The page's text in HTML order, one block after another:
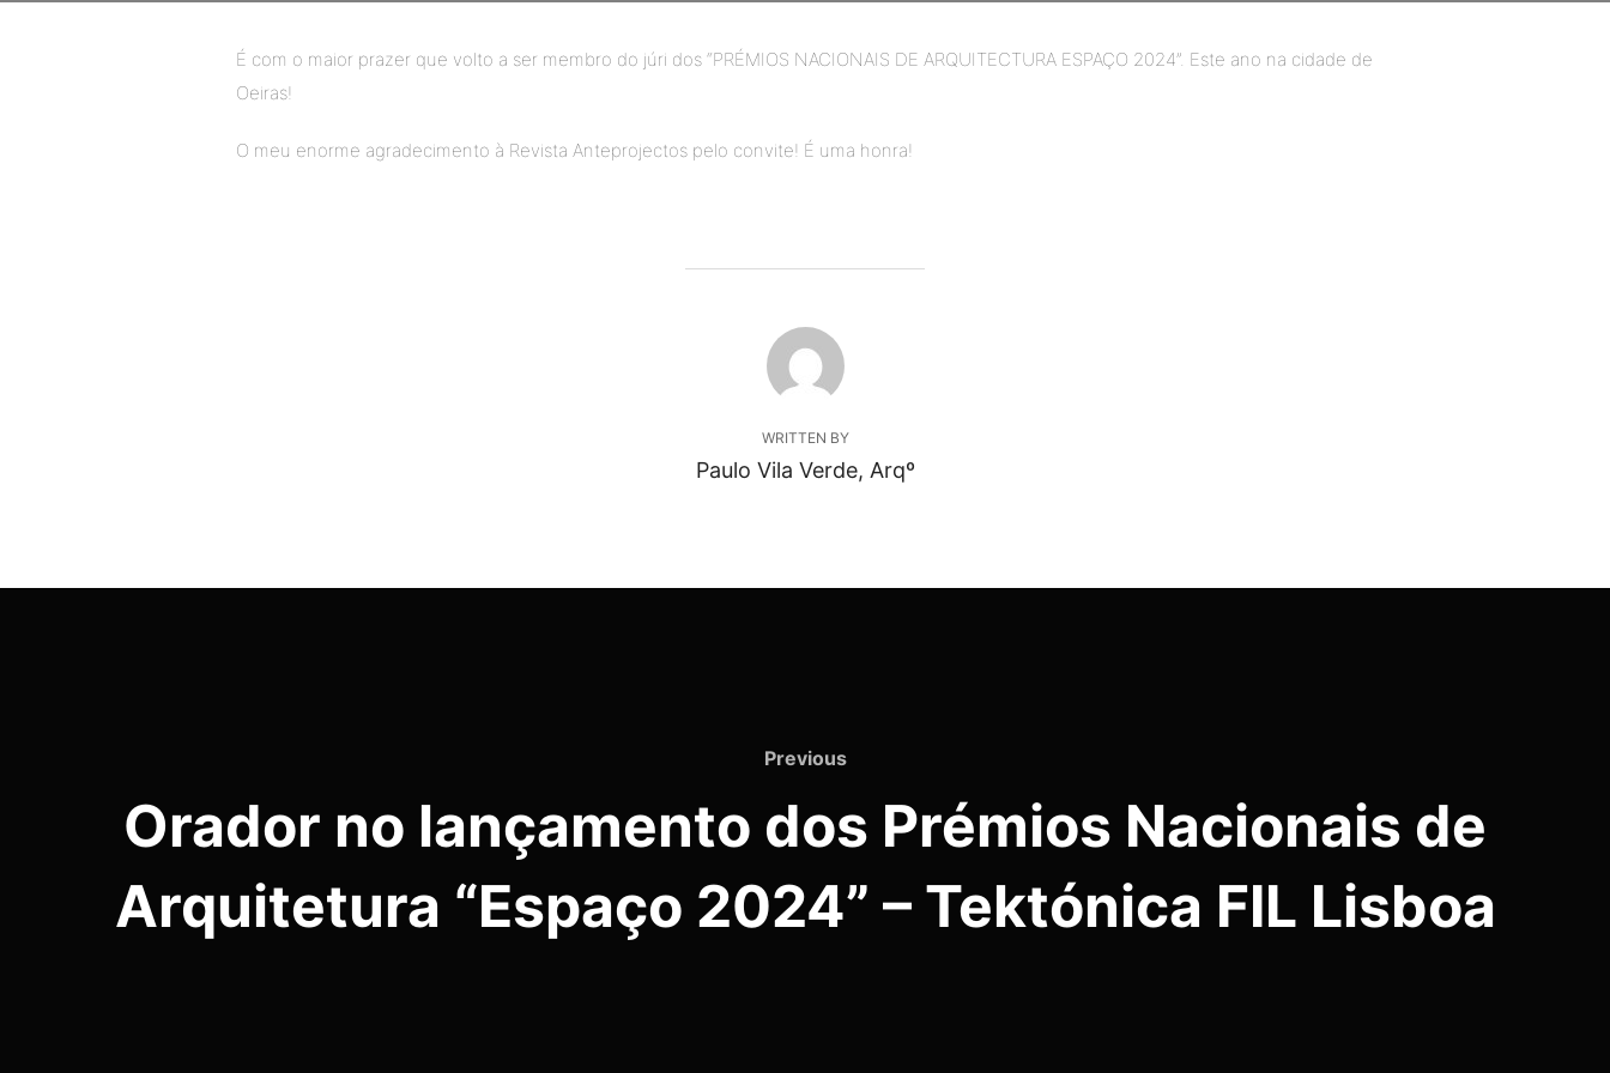
É com o maior prazer que volto a ser membro do júri dos “PRÉMIOS NACIONAIS DE ARQUITECTURA ESPAÇO 2024”. Este ano na cidade de
Oeiras!
O meu enorme agradecimento à Revista Anteprojectos pelo convite! É uma honra!
POST AUTHOR
WRITTEN BY
Paulo Vila Verde, Arqº
Previous
Previous
Orador no lançamento dos Prémios Nacionais de
Arquitetura “Espaço 2024” – Tektónica FIL Lisboa